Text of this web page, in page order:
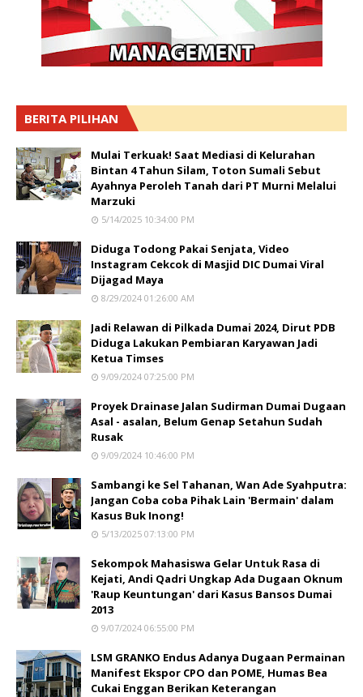
BERITA PILIHAN
Mulai Terkuak! Saat Mediasi di Kelurahan
Bintan 4 Tahun Silam, Toton Sumali Sebut
Ayahnya Peroleh Tanah dari PT Murni Melalui
Marzuki
5/14/2025 10:34:00 PM
Diduga Todong Pakai Senjata, Video
Instagram Cekcok di Masjid DIC Dumai Viral
Dijagad Maya
8/29/2024 01:26:00 AM
Jadi Relawan di Pilkada Dumai 2024, Dirut PDB
Diduga Lakukan Pembiaran Karyawan Jadi
Ketua Timses
9/09/2024 07:25:00 PM
Proyek Drainase Jalan Sudirman Dumai Dugaan
Asal - asalan, Belum Genap Setahun Sudah
Rusak
9/09/2024 10:46:00 PM
Sambangi ke Sel Tahanan, Wan Ade Syahputra:
Jangan Coba coba Pihak Lain 'Bermain' dalam
Kasus Buk Inong!
5/13/2025 07:13:00 PM
Sekompok Mahasiswa Gelar Untuk Rasa di
Kejati, Andi Qadri Ungkap Ada Dugaan Oknum
'Raup Keuntungan' dari Kasus Bansos Dumai
2013
9/07/2024 06:55:00 PM
LSM GRANKO Endus Adanya Dugaan Permainan
Manifest Ekspor CPO dan POME, Humas Bea
Cukai Enggan Berikan Keterangan